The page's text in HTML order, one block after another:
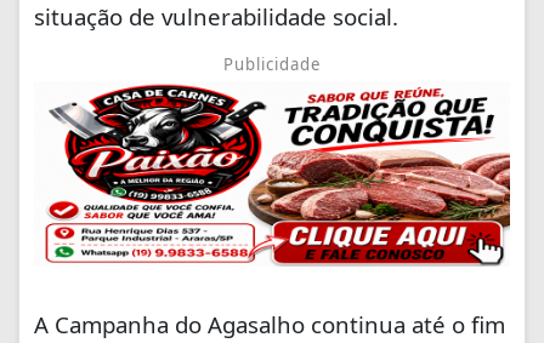
situação de vulnerabilidade social.
Publicidade
A Campanha do Agasalho continua até o fim